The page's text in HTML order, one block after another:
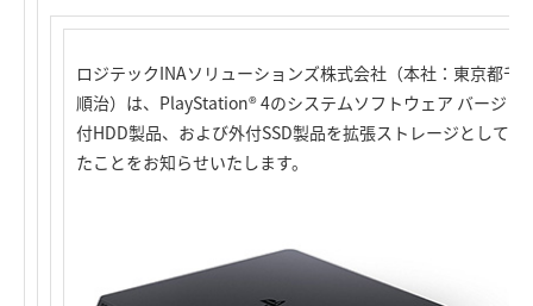
ロジテックINAソリューションズ株式会社（本社：東京都
順治）は、PlayStation® 4のシステムソフトウェア バージョ
付HDD製品、および外付SSD製品を拡張ストレージとして
たことをお知らせいたします。